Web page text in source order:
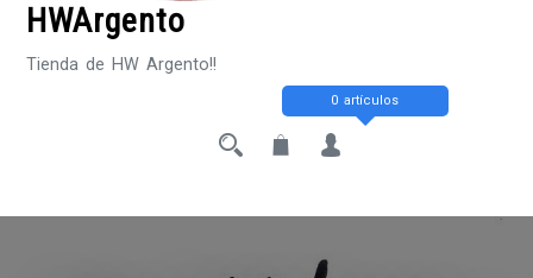
HWArgento
Tienda de HW Argento!!
0 artículos